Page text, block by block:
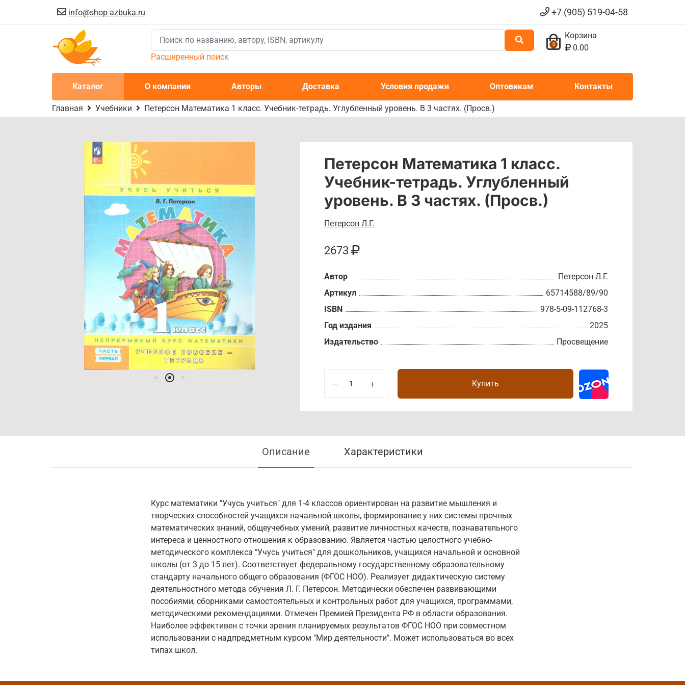
info@shop-azbuka.ru +7 (905) 519-04-58
Расширенный поиск
0
Корзина
0.00
Каталог О компании Авторы Доставка Условия продажи Оптовикам Контакты
Главная Учебники Петерсон Математика 1 класс. Учебник-тетрадь. Углубленный уровень. В 3 частях. (Просв.)
Петерсон Математика 1 класс.
Учебник-тетрадь. Углубленный
уровень. В 3 частях. (Просв.)
Петерсон Л.Г.
2673
Автор
Петерсон Л.Г.
Артикул
65714588/89/90
ISBN
978-5-09-112768-3
Год издания
2025
Издательство
Просвещение
Купить
Описание Характеристики
Курс математики "Учусь учиться" для 1-4 классов ориентирован на развитие мышления и
творческих способностей учащихся начальной школы, формирование у них системы прочных
математических знаний, общеучебных умений, развитие личностных качеств, познавательного
интереса и ценностного отношения к образованию. Является частью целостного учебно-
методического комплекса "Учусь учиться" для дошкольников, учащихся начальной и основной
школы (от 3 до 15 лет). Соответствует федеральному государственному образовательному
стандарту начального общего образования (ФГОС НОО). Реализует дидактическую систему
деятельностного метода обучения Л. Г. Петерсон. Методически обеспечен развивающими
пособиями, сборниками самостоятельных и контрольных работ для учащихся, программами,
методическими рекомендациями. Отмечен Премией Президента РФ в области образования.
Наиболее эффективен с точки зрения планируемых результатов ФГОС НОО при совместном
использовании с надпредметным курсом "Мир деятельности". Может использоваться во всех
типах школ.